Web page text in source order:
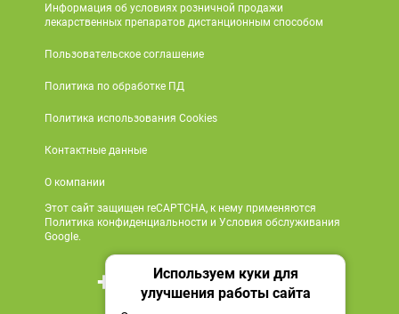
Информация об условиях розничной продажи
лекарственных препаратов дистанционным способом
Пользовательское соглашение
Политика по обработке ПД
Политика использования Cookies
Контактные данные
О компании
Этот сайт защищен reCAPTCHA, к нему применяются
Политика конфиденциальности и Условия обслуживания
Google.
+7 495 419 18 18
Используем куки для
улучшения работы сайта